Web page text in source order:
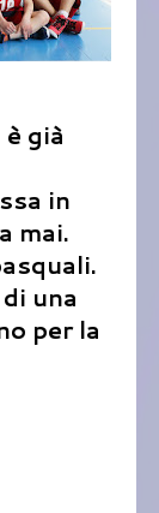
già
in
mai.
una
per la